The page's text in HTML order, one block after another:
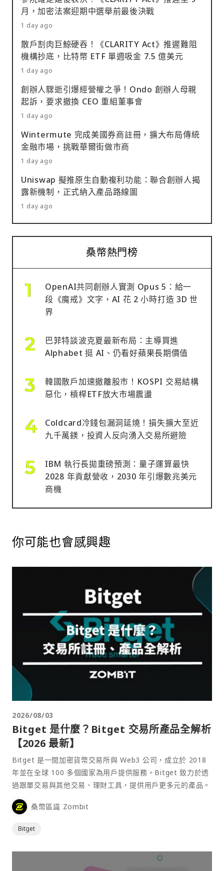
月，加密法案迎期中選舉前最後決戰
1 day ago
散戶割肉巨鯨硬吞！《CLARITY Act》推遲難阻
機構抄底，比特幣 ETF 單週吸金 7.5 億美元
1 day ago
創辦人驟逝引爆經營權之爭！Ondo 創辦人母親
起訴，要求撤換 CEO 重組董事會
1 day ago
Wintermute 完成美國券商註冊，擴大布局傳統
金融市場，挑戰華爾街做市商
1 day ago
Uniswap 擬推原生自動複利功能：聯合創辦人揭
露新機制，正式納入產品路線圖
1 day ago
桑幣熱門榜
OpenAI共同創辦人實測 Opus 5：給一
段《魔戒》文字，AI 花 2 小時打造 3D 世
界
巴菲特談波克夏最新布局：主導買進
Alphabet 挺 AI、仍看好蘋果長期價值
韓國散戶加速撤離股市！KOSPI 交易結構
惡化，槓桿ETF放大市場震盪
Coldcard冷錢包漏洞延燒！損失擴大至近
九千萬鎂，投資人反向湧入交易所避險
IBM 執行長拋重磅預測：量子運算最快
2028 年貢獻營收，2030 年引爆數兆美元
商機
你可能也會感興趣
2026/08/03
Bitget 是什麼？Bitget 交易所產品全解析
【2026 最新】
Bitget 是一間加密貨幣交易所與 Web3 公司，成立於 2018
年並在全球 100 多個國家為用戶提供服務。Bitget 致力於透
過跟單交易與其他交易、理財工具，提供用戶更多元的產品。
桑幣區識 Zombit
Bitget